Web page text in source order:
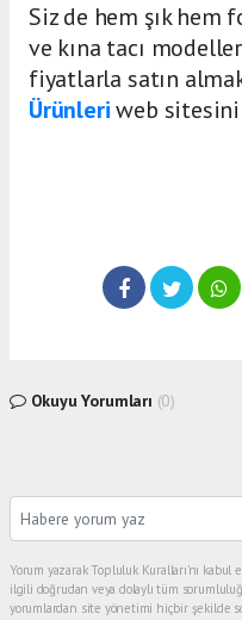
Siz de hem şık hem
ve kına tacı
fiyatlarla satın
Ürünleriweb
Okuyu Yorumları (0)
Yorum yazarak Topluluk Kuralları’nı
ilgili doğrudan veya dolaylı tüm
yorumlardan site yönetimi hiçbir şekilde